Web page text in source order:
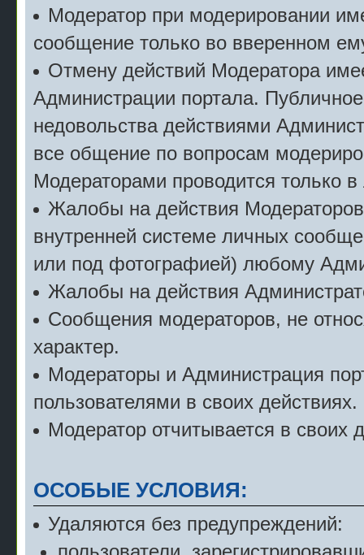
Модератор при модерировании
сообщение только во вверенном
Отмену действий Модератора
Администрации портала.
недовольства действиями
все общение по вопросам
Модераторами проводится только
Жалобы на действия
внутренней системе личных
или под фотографией) любому
Жалобы на действия
Сообщения модераторов, не
характер.
Модераторы и Администрация
пользователями в своих действиях.
Модератор отчитывается в своих
ОСОБЫЕ УСЛОВИЯ:
Удаляются без предупреждений: